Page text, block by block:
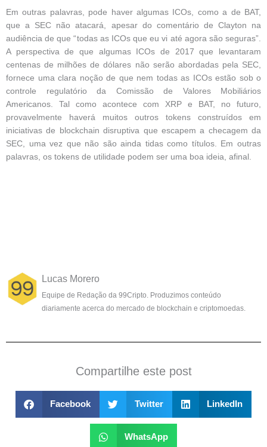
Em outras palavras, pode haver algumas ICOs, como a de BAT,
que a SEC não atacará, apesar do comentário de Clayton na
audiência de que “todas as ICOs que eu vi até agora são seguras”.
A perspectiva de que algumas ICOs de 2017 que levantaram
centenas de milhões de dólares não serão abordadas pela SEC,
fornece uma clara noção de que nem todas as ICOs estão sob o
controle regulatório da Comissão de Valores Mobiliários
Americanos. Tal como acontece com XRP e BAT, no futuro,
provavelmente haverá muitos outros tokens construídos em
iniciativas de blockchain disruptiva que escapem a checagem da
SEC, uma vez que não são ainda tidas como títulos. Em outras
palavras, os tokens de utilidade podem ser uma boa ideia, afinal.
Lucas Morero
Equipe de Redação da 99Cripto. Produzimos conteúdo
diariamente acerca do mercado de blockchain e criptomoedas.
Compartilhe este post
Facebook Twitter LinkedIn
WhatsApp